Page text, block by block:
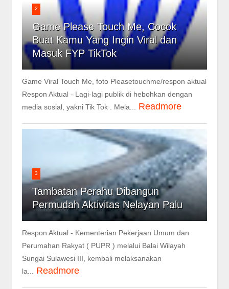
2
Game Please Touch Me, Cocok
Buat Kamu Yang Ingin Viral dan
Masuk FYP TikTok
Game Viral Touch Me, foto Pleasetouchme/respon aktual
Respon Aktual - Lagi-lagi publik di hebohkan dengan
media sosial, yakni Tik Tok . Mela... Readmore
3
Tambatan Perahu Dibangun
Permudah Aktivitas Nelayan Palu
Respon Aktual - Kementerian Pekerjaan Umum dan
Perumahan Rakyat ( PUPR ) melalui Balai Wilayah
Sungai Sulawesi III, kembali melaksanakan
la... Readmore